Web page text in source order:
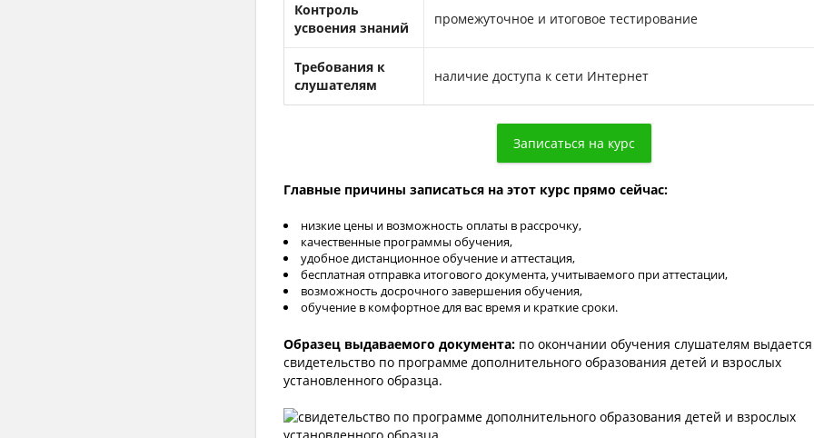
Контроль
усвоения знаний
промежуточное и итоговое тестирование
Требования к
слушателям
наличие доступа к сети Интернет
Главные причины записаться на этот курс прямо сейчас:
низкие цены и возможность оплаты в рассрочку,
качественные программы обучения,
удобное дистанционное обучение и аттестация,
бесплатная отправка итогового документа, учитываемого при аттестации,
возможность досрочного завершения обучения,
обучение в комфортное для вас время и краткие сроки.
Образец выдаваемого документа: по окончании обучения слушателям выдается
свидетельство по программе дополнительного образования детей и взрослых
установленного образца.